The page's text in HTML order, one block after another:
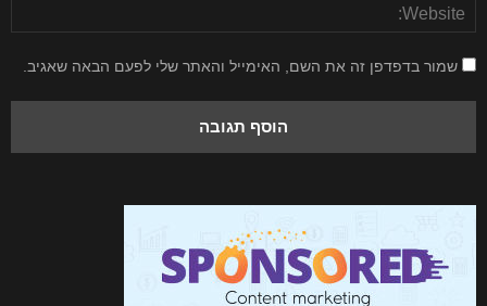
שמור בדפדפן זה את השם, האימייל והאתר שלי לפעם הבאה שאגיב.